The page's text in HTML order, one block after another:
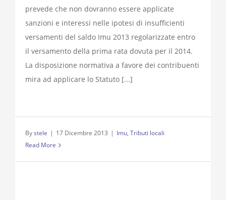
prevede che non dovranno essere applicate
sanzioni e interessi nelle ipotesi di insufficienti
versamenti del saldo Imu 2013 regolarizzate entro
il versamento della prima rata dovuta per il 2014.
La disposizione normativa a favore dei contribuenti
mira ad applicare lo Statuto [...]
Bystele | 17 Dicembre 2013 | Imu, Tributi locali
Read More